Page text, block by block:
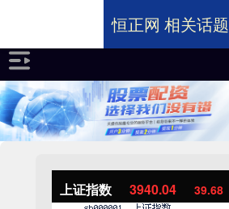
上证指数 3940.04 39.68
恒正网 相关话题